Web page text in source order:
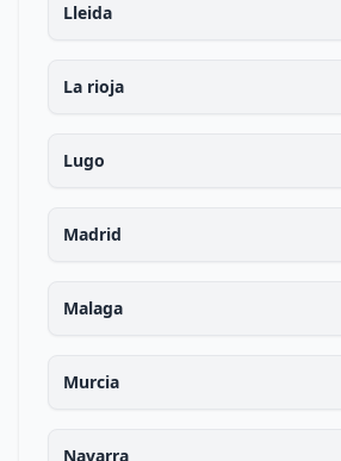
Lleida
La rioja
Lugo
Madrid
Malaga
Murcia
Navarra